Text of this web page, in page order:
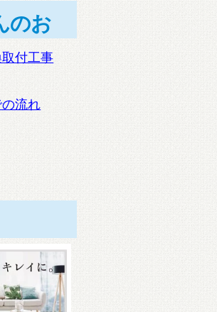
のお
付工事
流れ